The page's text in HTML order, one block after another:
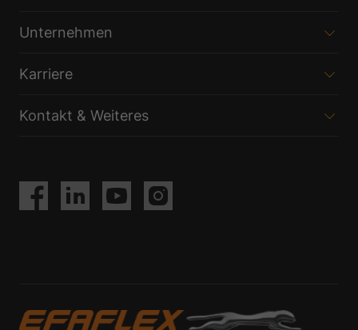
Unternehmen
Karriere
Kontakt & Weiteres